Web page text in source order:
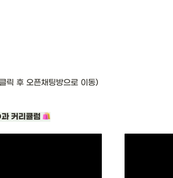
릭 후 오픈채팅방으로 이동)
커리큘럼